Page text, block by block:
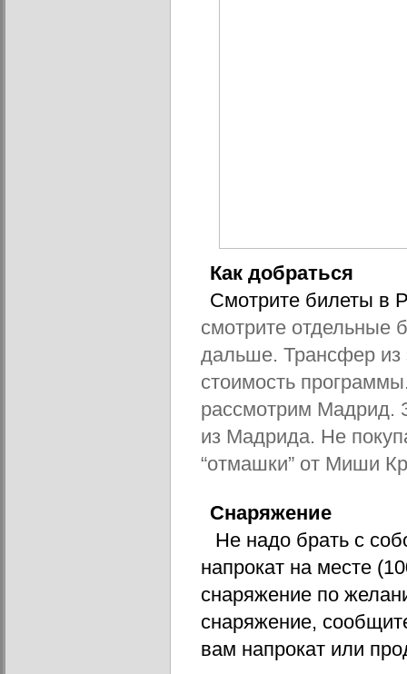
Как добраться
Смотрите билеты в
смотрите отдельные
дальше. Трансфер из
стоимость
рассмотрим Мадрид.
из Мадрида. Не
“отмашки” от Миши
Снаряжение
Не надо брать с
напрокат на месте
снаряжение по
снаряжение,
вам напрокат или